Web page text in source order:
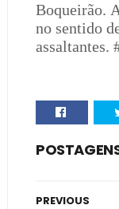
Boqueirão.
no sentido
assaltantes.
PREVIOUS